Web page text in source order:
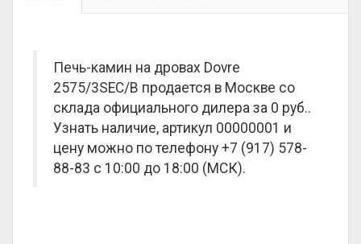
Печь-камин на дровах Dovre
2575/3SEC/B продается в Москве со
склада официального дилера за 0 руб..
Узнать наличие, артикул 00000001 и
цену можно по телефону +7 (917) 578-
88-83 с 10:00 до 18:00 (МСК).